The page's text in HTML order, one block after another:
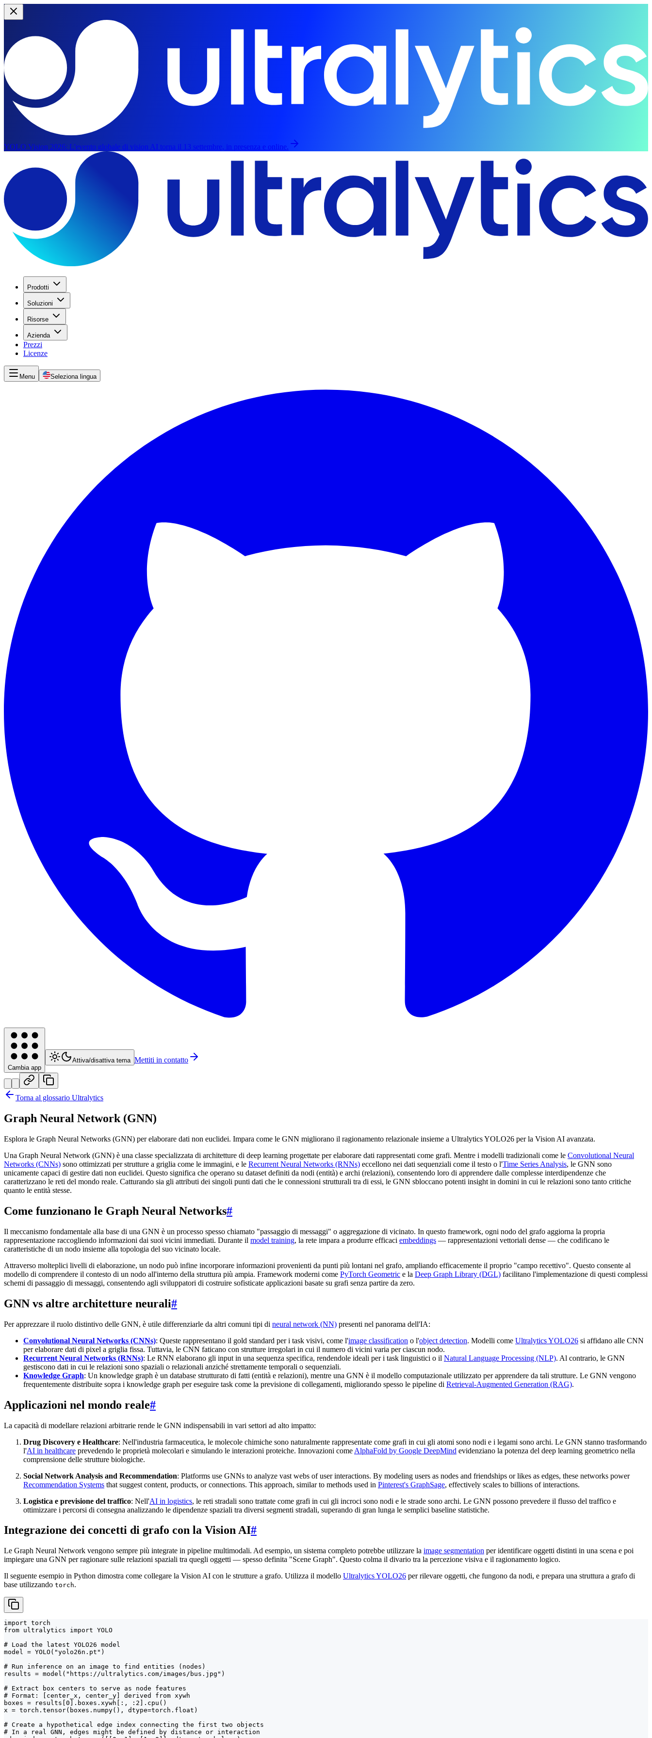
YOLO Vision 2026: L'evento globale di vision AI torna il 13 settembre, in presenza e online.
Prodotti
Soluzioni
Risorse
Azienda
Prezzi
Licenze
Menu Seleziona lingua
Cambia app
Attiva/disattiva tema Mettiti in contatto
Torna al glossario Ultralytics
Graph Neural Network (GNN)
Esplora le Graph Neural Networks (GNN) per elaborare dati non euclidei. Impara come le GNN migliorano il ragionamento relazionale insieme a Ultralytics YOLO26 per la Vision AI avanzata.
Una Graph Neural Network (GNN) è una classe specializzata di architetture di deep learning progettate per elaborare dati rappresentati come grafi. Mentre i modelli tradizionali come le Convolutional Neural
Networks (CNNs) sono ottimizzati per strutture a griglia come le immagini, e le Recurrent Neural Networks (RNNs) eccellono nei dati sequenziali come il testo o l'Time Series Analysis, le GNN sono
unicamente capaci di gestire dati non euclidei. Questo significa che operano su dataset definiti da nodi (entità) e archi (relazioni), consentendo loro di apprendere dalle complesse interdipendenze che
caratterizzano le reti del mondo reale. Catturando sia gli attributi dei singoli punti dati che le connessioni strutturali tra di essi, le GNN sbloccano potenti insight in domini in cui le relazioni sono tanto critiche
quanto le entità stesse.
Come funzionano le Graph Neural Networks#
Il meccanismo fondamentale alla base di una GNN è un processo spesso chiamato "passaggio di messaggi" o aggregazione di vicinato. In questo framework, ogni nodo del grafo aggiorna la propria
rappresentazione raccogliendo informazioni dai suoi vicini immediati. Durante il model training, la rete impara a produrre efficaci embeddings — rappresentazioni vettoriali dense — che codificano le
caratteristiche di un nodo insieme alla topologia del suo vicinato locale.
Attraverso molteplici livelli di elaborazione, un nodo può infine incorporare informazioni provenienti da punti più lontani nel grafo, ampliando efficacemente il proprio "campo recettivo". Questo consente al
modello di comprendere il contesto di un nodo all'interno della struttura più ampia. Framework moderni come PyTorch Geometric e la Deep Graph Library (DGL) facilitano l'implementazione di questi complessi
schemi di passaggio di messaggi, consentendo agli sviluppatori di costruire sofisticate applicazioni basate su grafi senza partire da zero.
GNN vs altre architetture neurali#
Per apprezzare il ruolo distintivo delle GNN, è utile differenziarle da altri comuni tipi di neural network (NN) presenti nel panorama dell'IA:
Convolutional Neural Networks (CNNs): Queste rappresentano il gold standard per i task visivi, come l'image classification o l'object detection. Modelli come Ultralytics YOLO26 si affidano alle CNN
per elaborare dati di pixel a griglia fissa. Tuttavia, le CNN faticano con strutture irregolari in cui il numero di vicini varia per ciascun nodo.
Recurrent Neural Networks (RNNs): Le RNN elaborano gli input in una sequenza specifica, rendendole ideali per i task linguistici o il Natural Language Processing (NLP). Al contrario, le GNN
gestiscono dati in cui le relazioni sono spaziali o relazionali anziché strettamente temporali o sequenziali.
Knowledge Graph: Un knowledge graph è un database strutturato di fatti (entità e relazioni), mentre una GNN è il modello computazionale utilizzato per apprendere da tali strutture. Le GNN vengono
frequentemente distribuite sopra i knowledge graph per eseguire task come la previsione di collegamenti, migliorando spesso le pipeline di Retrieval-Augmented Generation (RAG).
Applicazioni nel mondo reale#
La capacità di modellare relazioni arbitrarie rende le GNN indispensabili in vari settori ad alto impatto:
Drug Discovery e Healthcare: Nell'industria farmaceutica, le molecole chimiche sono naturalmente rappresentate come grafi in cui gli atomi sono nodi e i legami sono archi. Le GNN stanno trasformando
l'AI in healthcare prevedendo le proprietà molecolari e simulando le interazioni proteiche. Innovazioni come AlphaFold by Google DeepMind evidenziano la potenza del deep learning geometrico nella
comprensione delle strutture biologiche.
Social Network Analysis and Recommendation: Platforms use GNNs to analyze vast webs of user interactions. By modeling users as nodes and friendships or likes as edges, these networks power
Recommendation Systems that suggest content, products, or connections. This approach, similar to methods used in Pinterest's GraphSage, effectively scales to billions of interactions.
Logistica e previsione del traffico: Nell'AI in logistics, le reti stradali sono trattate come grafi in cui gli incroci sono nodi e le strade sono archi. Le GNN possono prevedere il flusso del traffico e
ottimizzare i percorsi di consegna analizzando le dipendenze spaziali tra diversi segmenti stradali, superando di gran lunga le semplici baseline statistiche.
Integrazione dei concetti di grafo con la Vision AI#
Le Graph Neural Network vengono sempre più integrate in pipeline multimodali. Ad esempio, un sistema completo potrebbe utilizzare la image segmentation per identificare oggetti distinti in una scena e poi
impiegare una GNN per ragionare sulle relazioni spaziali tra quegli oggetti — spesso definita "Scene Graph". Questo colma il divario tra la percezione visiva e il ragionamento logico.
Il seguente esempio in Python dimostra come collegare la Vision AI con le strutture a grafo. Utilizza il modello Ultralytics YOLO26 per rilevare oggetti, che fungono da nodi, e prepara una struttura a grafo di
base utilizzando torch.
import torch
from ultralytics import YOLO
# Load the latest YOLO26 model
model = YOLO("yolo26n.pt")
# Run inference on an image to find entities (nodes)
results = model("https://ultralytics.com/images/bus.jpg")
# Extract box centers to serve as node features
# Format: [center_x, center_y] derived from xywh
boxes = results[0].boxes.xywh[:, :2].cpu()
x = torch.tensor(boxes.numpy(), dtype=torch.float)
# Create a hypothetical edge index connecting the first two objects
# In a real GNN, edges might be defined by distance or interaction